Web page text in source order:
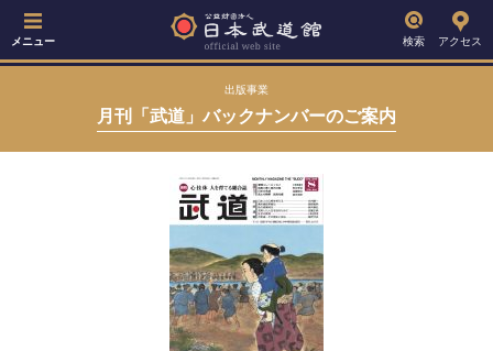
メニュー 検索 アクセス
出版事業
月刊「武道」バックナンバーのご案内